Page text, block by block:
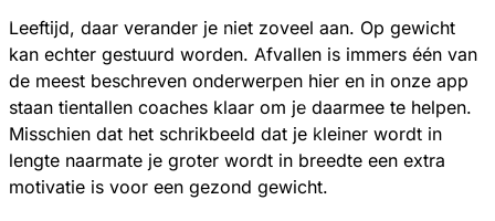
Leeftijd, daar verander je niet zoveel aan. Op gewicht
kan echter gestuurd worden. Afvallen is immers één van
de meest beschreven onderwerpen hier en in onze app
staan tientallen coaches klaar om je daarmee te helpen.
Misschien dat het schrikbeeld dat je kleiner wordt in
lengte naarmate je groter wordt in breedte een extra
motivatie is voor een gezond gewicht.